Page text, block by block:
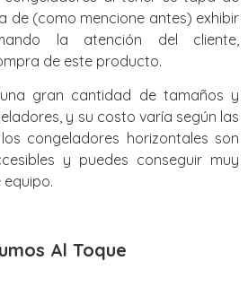
de (como mencione antes) exhibir
la atención del cliente,
de este producto.
gran cantidad de tamaños y
y su costo varía según las
congeladores horizontales son
y puedes conseguir muy
Al Toque